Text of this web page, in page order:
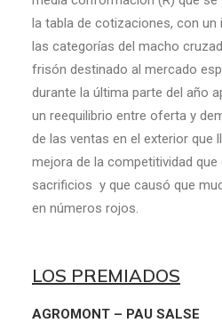
la tabla de cotizaciones, con
las categorías del macho
frisón destinado al mercado
durante la última parte del año
un reequilibrio entre oferta y
de las ventas en el exterior que
mejora de la competitividad
sacrificios y que causó que
en números rojos.
LOS PREMIADOS
AGROMONT – PAU SALSE